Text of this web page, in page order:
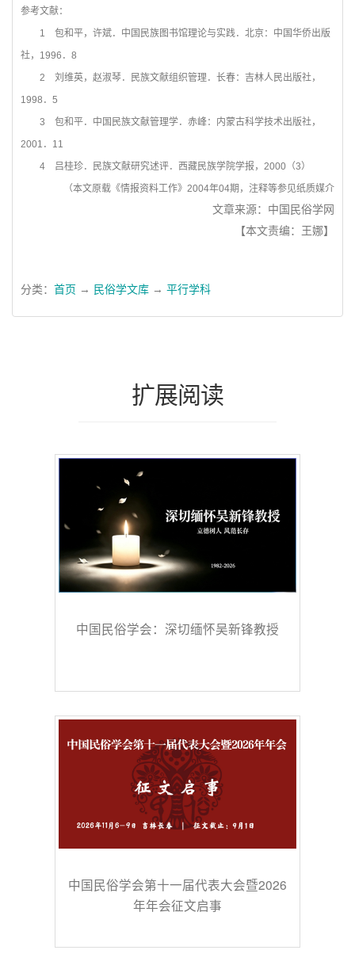
参考文献：
1 包和平，许斌．中国民族图书馆理论与实践．北京：中国华侨出版
社，1996．8
2 刘维英，赵淑琴．民族文献组织管理．长春：吉林人民出版社，
1998．5
3 包和平．中国民族文献管理学．赤峰：内蒙古科学技术出版社，
2001．11
4 吕桂珍．民族文献研究述评．西藏民族学院学报，2000（3）
（本文原载《情报资料工作》2004年04期，注释等参见纸质媒介
文章来源：中国民俗学网
【本文责编：王娜】
分类： 首页 → 民俗学文库 → 平行学科
扩展阅读
中国民俗学会：深切缅怀吴新锋教授
中国民俗学会第十一届代表大会暨2026
年年会征文启事